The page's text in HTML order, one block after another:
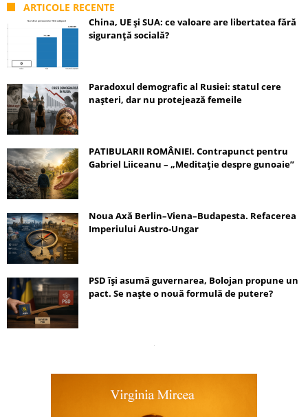
ARTICOLE RECENTE
China, UE și SUA: ce valoare are libertatea fără
siguranță socială?
Paradoxul demografic al Rusiei: statul cere
nașteri, dar nu protejează femeile
PATIBULARII ROMÂNIEI. Contrapunct pentru
Gabriel Liiceanu – „Meditație despre gunoaie”
Noua Axă Berlin–Viena–Budapesta. Refacerea
Imperiului Austro-Ungar
PSD își asumă guvernarea, Bolojan propune un
pact. Se naște o nouă formulă de putere?